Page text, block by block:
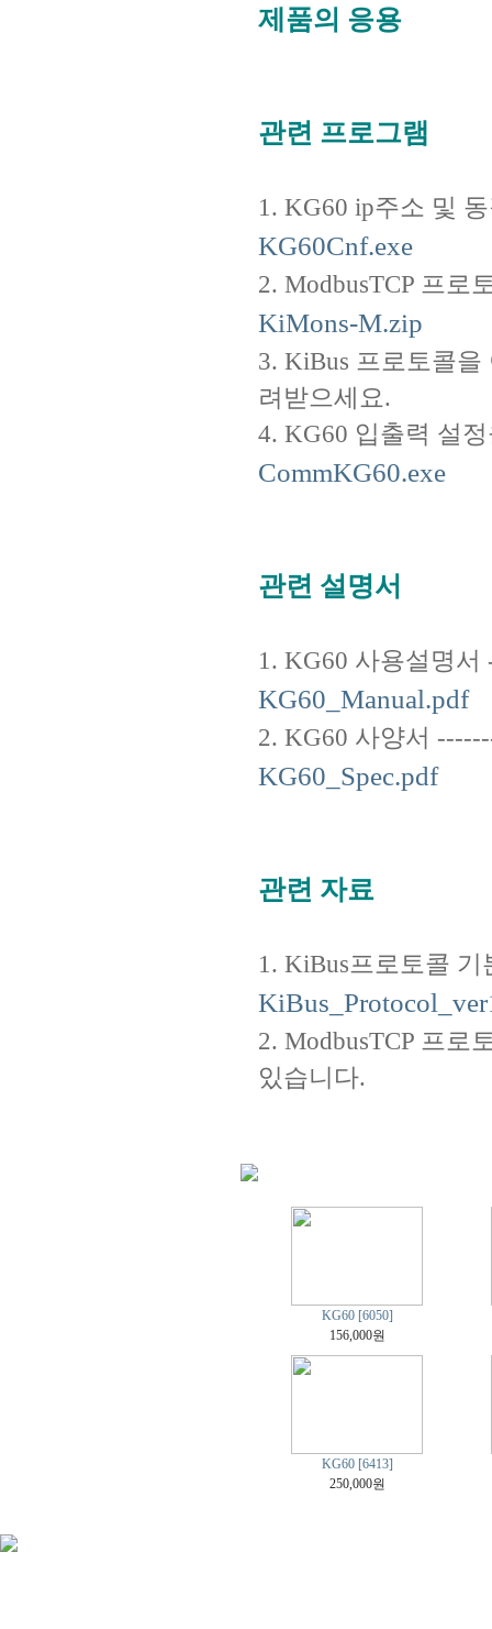
제품의 응용
관련 프로그램
1. KG60 ip주소 및
KG60Cnf.exe
2. ModbusTCP 프
KiMons-M.zip
3. KiBus 프로토콜
려받으세요.
4. KG60 입출력 설
CommKG60.exe
관련 설명서
1. KG60 사용설명
KG60_Manual.pdf
2. KG60 사양서
KG60_Spec.pdf
관련 자료
1. KiBus프로토콜
2. ModbusTCP 프로
있습니다.
KG60 [6050]
156,000원
KG60 [6413]
250,000원